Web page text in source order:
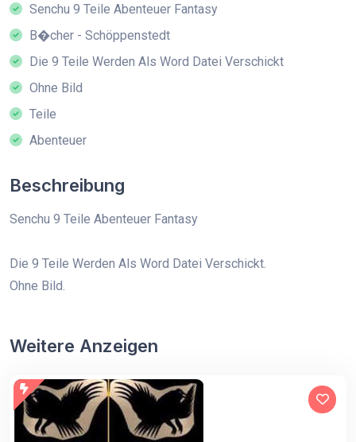
Senchu 9 Teile Abenteuer Fantasy
B�cher - Schöppenstedt
Die 9 Teile Werden Als Word Datei Verschickt
Ohne Bild
Teile
Abenteuer
Beschreibung
Senchu 9 Teile Abenteuer Fantasy
Die 9 Teile Werden Als Word Datei Verschickt.
Ohne Bild.
Weitere Anzeigen